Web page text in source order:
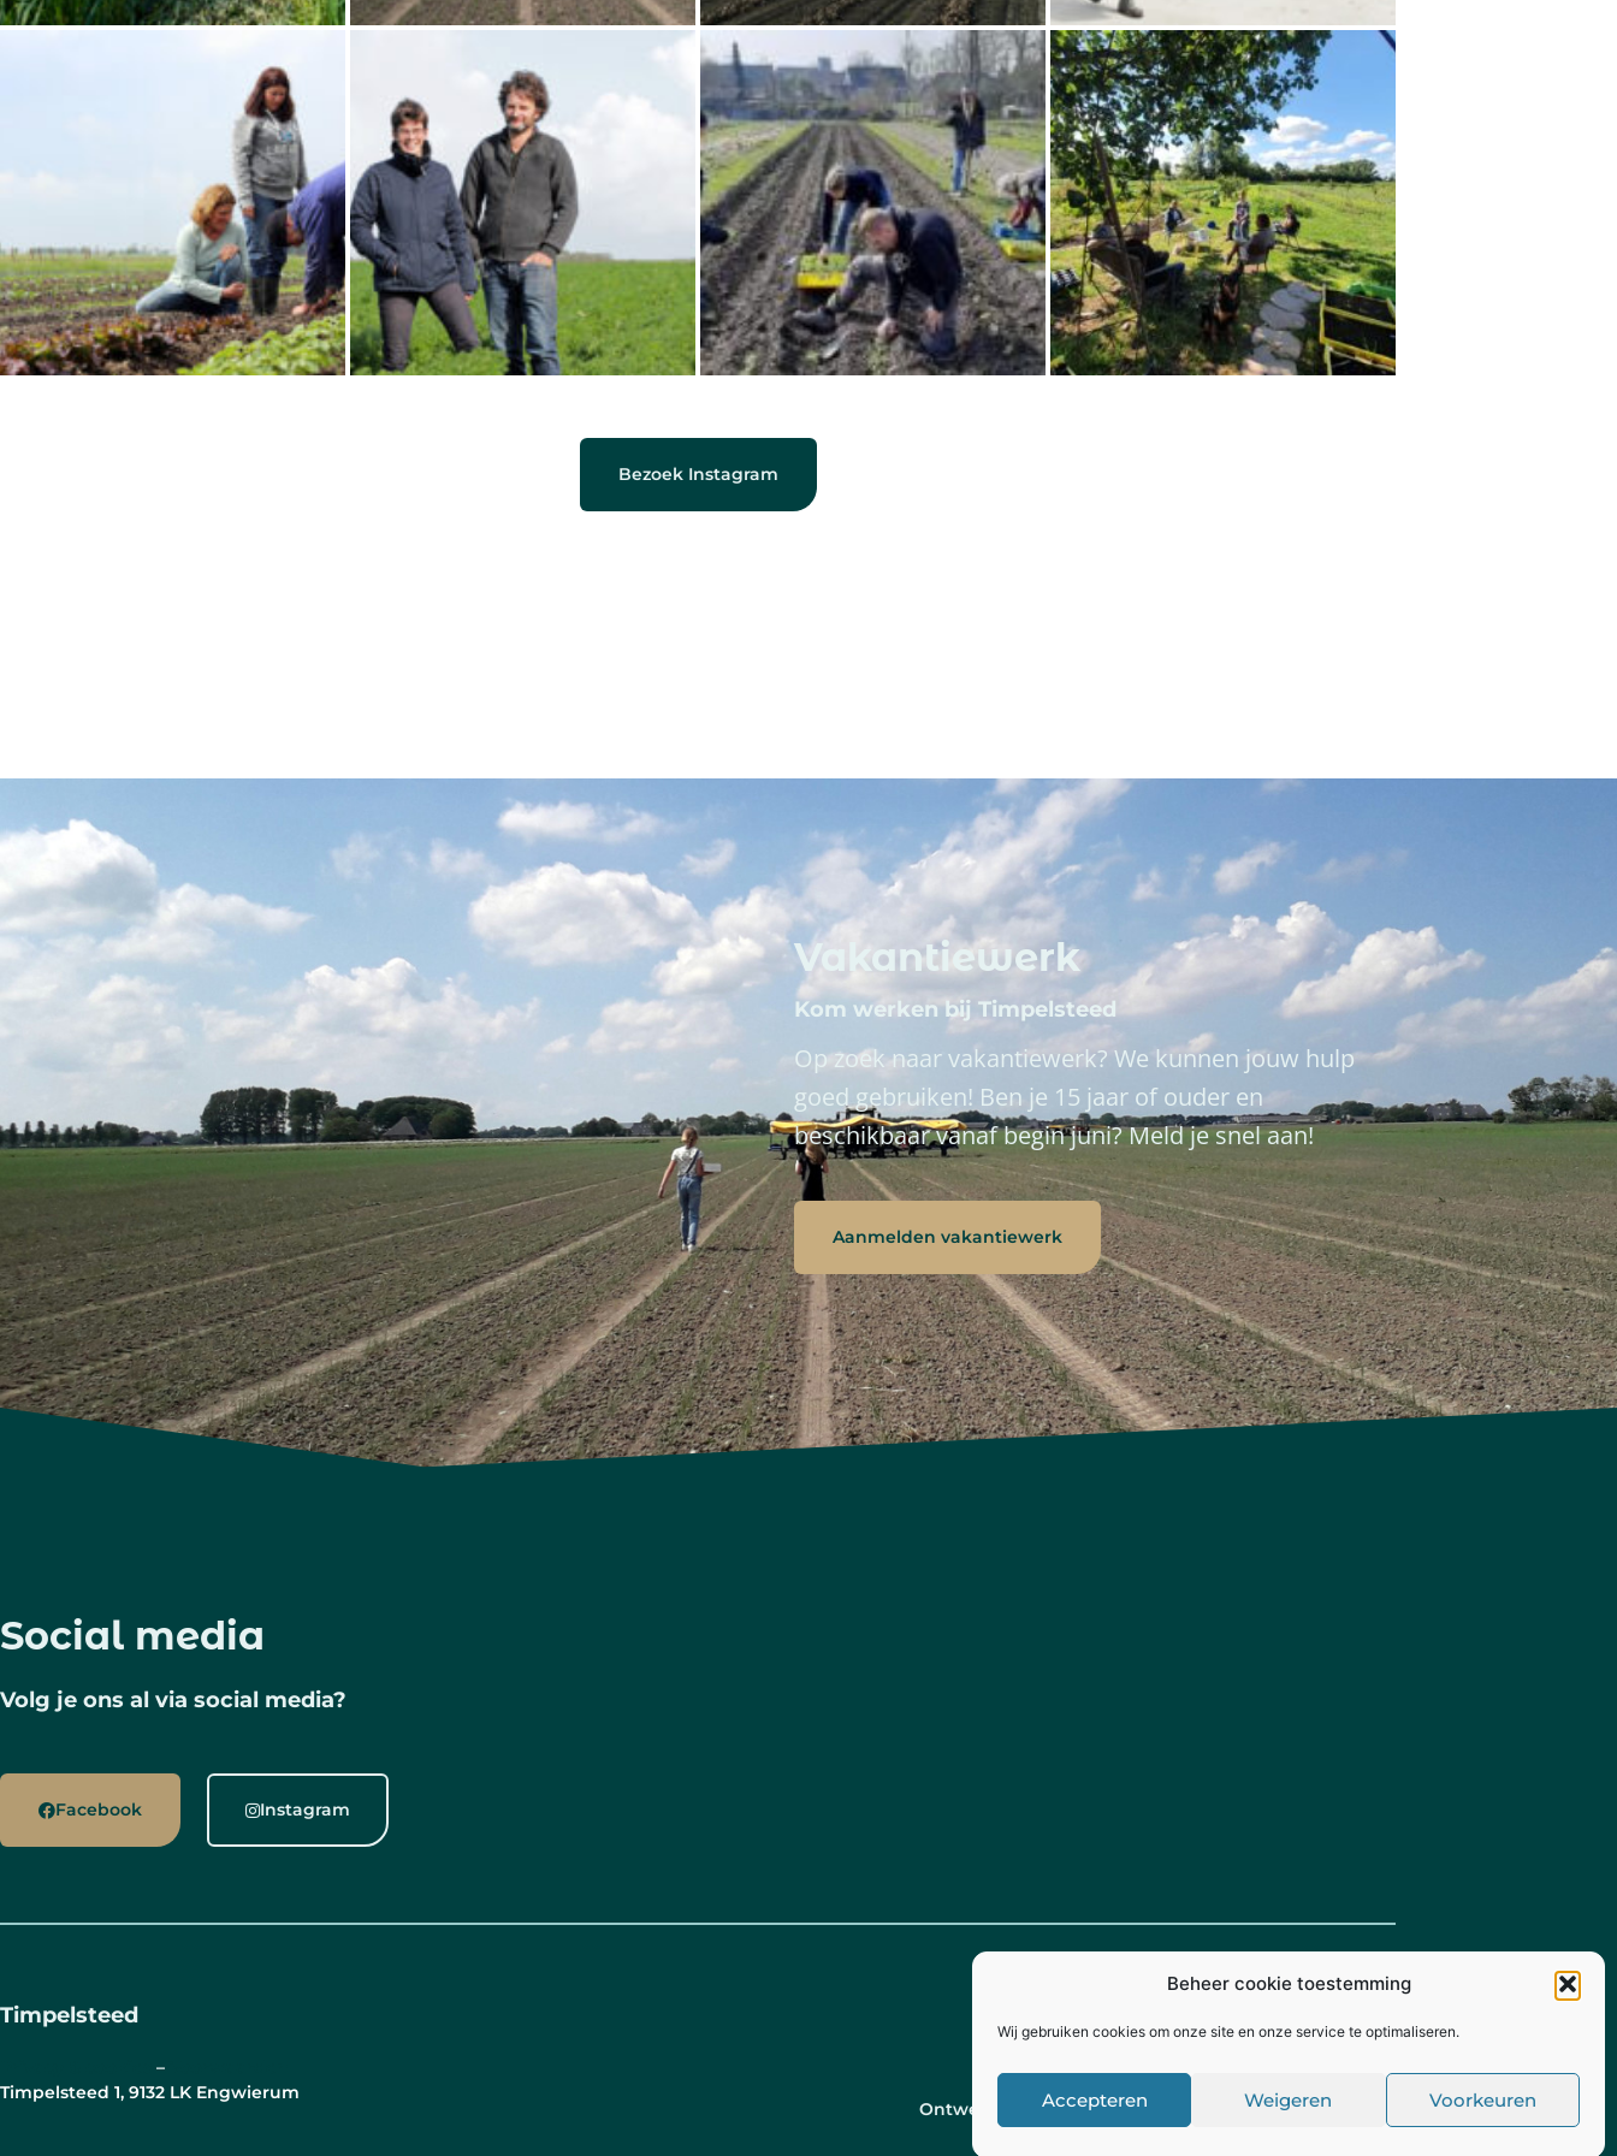
Beheer cookie toestemming
Wij gebruiken cookies om onze site en onze service te optimaliseren.
Accepteren Weigeren Voorkeuren
Bezoek Instagram
Vakantiewerk
Kom werken bij Timpelsteed
Op zoek naar vakantiewerk? We kunnen jouw hulp
goed gebruiken! Ben je 15 jaar of ouder en
beschikbaar vanaf begin juni? Meld je snel aan!
Aanmelden vakantiewerk
Social media
Volg je ons al via social media?
Facebook Instagram
Timpelsteed
–
Timpelsteed 1, 9132 LK Engwierum
© Mts. Timpelsteed 2026
Ontwerp doorChangMade - Ontwikkeling door Kijkze